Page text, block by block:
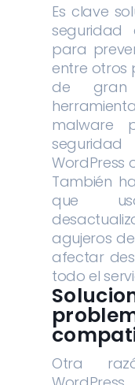
Es clave
seguridad
para
entre otros
de gran
malware
WordPress
También
que
agujeros
afectar
todo el
Otra